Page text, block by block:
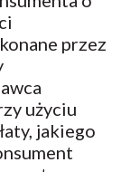
przez
użyciu
jakiego